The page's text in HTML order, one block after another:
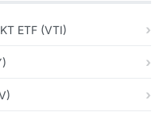
ETF (VTI)